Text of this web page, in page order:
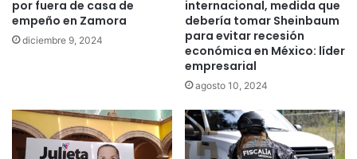
por fuera de casa de
empeño en Zamora
diciembre 9, 2024
internacional, medida que
debería tomar Sheinbaum
para evitar recesión
económica en México: líder
empresarial
agosto 10, 2024